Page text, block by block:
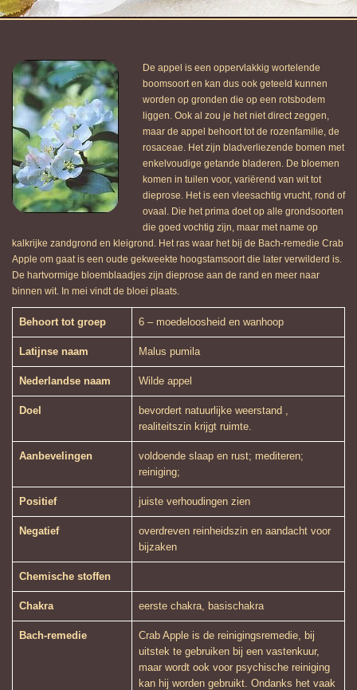
De appel is een oppervlakkig wortelende
boomsoort en kan dus ook geteeld kunnen
worden op gronden die op een rotsbodem
liggen. Ook al zou je het niet direct zeggen,
maar de appel behoort tot de rozenfamilie, de
rosaceae. Het zijn bladverliezende bomen met
enkelvoudige getande bladeren. De bloemen
komen in tuilen voor, variërend van wit tot
dieprose. Het is een vleesachtig vrucht, rond of
ovaal. Die het prima doet op alle grondsoorten
die goed vochtig zijn, maar met name op
kalkrijke zandgrond en kleigrond. Het ras waar het bij de Bach-remedie Crab
Apple om gaat is een oude gekweekte hoogstamsoort die later verwilderd is.
De hartvormige bloemblaadjes zijn dieprose aan de rand en meer naar
binnen wit. In mei vindt de bloei plaats.
Behoort tot groep 6 – moedeloosheid en wanhoop
Latijnse naam Malus pumila
Nederlandse naam Wilde appel
Doel
bevordert natuurlijke weerstand ,
realiteitszin krijgt ruimte.
Aanbevelingen
voldoende slaap en rust; mediteren;
reiniging;
Positief juiste verhoudingen zien
Negatief
overdreven reinheidszin en aandacht voor
bijzaken
Chemische stoffen
Chakra eerste chakra, basischakra
Bach-remedie
Crab Apple is de reinigingsremedie, bij
uitstek te gebruiken bij een vastenkuur,
maar wordt ook voor psychische reiniging
kan hij worden gebruikt. Ondanks het vaak